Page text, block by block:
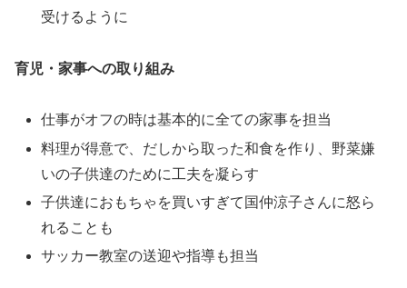
受けるように
育児・家事への取り組み
仕事がオフの時は基本的に全ての家事を担当
料理が得意で、だしから取った和食を作り、野菜嫌
いの子供達のために工夫を凝らす
子供達におもちゃを買いすぎて国仲涼子さんに怒ら
れることも
サッカー教室の送迎や指導も担当